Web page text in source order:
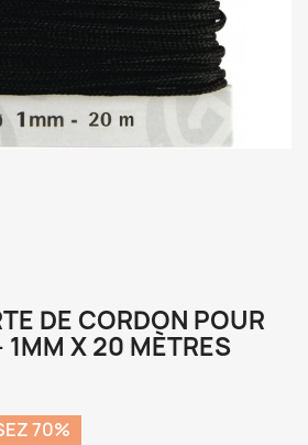
DE CORDON POUR
1MM X 20 MÈTRES
70%